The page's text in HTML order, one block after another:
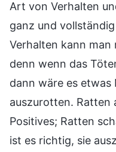
Art von Verhalten
ganz und
Verhalten kann
denn wenn das
dann wäre es etwas
auszurotten. Ratten
Positives; Ratten
ist es richtig, sie